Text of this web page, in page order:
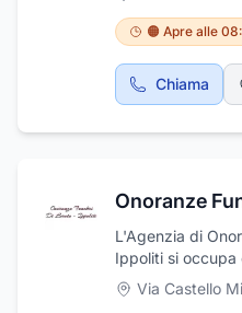
🟠 Apre alle
Chiama
L'Agenzia di
Ippoliti si occupa
propri servizi con
esperienza ai
Via Castello